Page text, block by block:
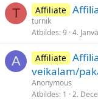
T Affiliate
turnik
Atbildes 9 4.
A Affiliate
veikalam/
Anonymous
Atbildes 1 2.